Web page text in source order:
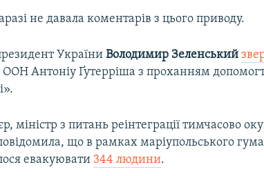
не давала коментарів з цього приводу.
УкраїниВолодимир Зеленський
ООН Антоніу Ґутерріша з проханням
міністр з питань реінтеграції тимчасово
що в рамках маріупольського
евакуювати 344 людини.